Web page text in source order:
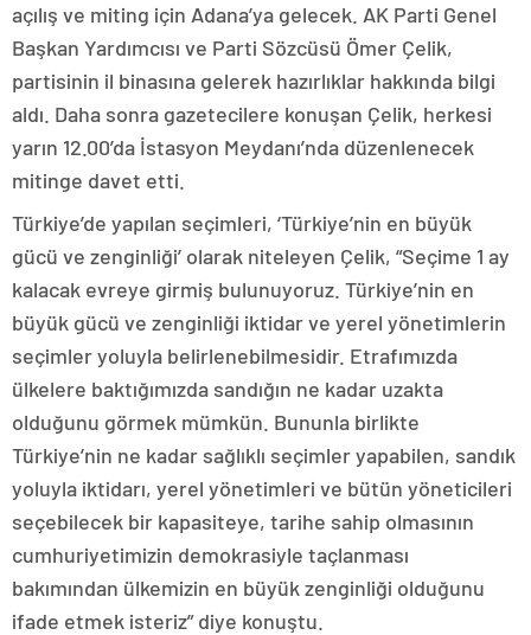
açılış ve miting için Adana’ya gelecek. AK Parti Genel
Başkan Yardımcısı ve Parti Sözcüsü Ömer Çelik,
partisinin il binasına gelerek hazırlıklar hakkında bilgi
aldı. Daha sonra gazetecilere konuşan Çelik, herkesi
yarın 12.00’da İstasyon Meydanı’nda düzenlenecek
mitinge davet etti.
Türkiye’de yapılan seçimleri, ‘Türkiye’nin en büyük
gücü ve zenginliği’ olarak niteleyen Çelik, “Seçime 1 ay
kalacak evreye girmiş bulunuyoruz. Türkiye’nin en
büyük gücü ve zenginliği iktidar ve yerel yönetimlerin
seçimler yoluyla belirlenebilmesidir. Etrafımızda
ülkelere baktığımızda sandığın ne kadar uzakta
olduğunu görmek mümkün. Bununla birlikte
Türkiye’nin ne kadar sağlıklı seçimler yapabilen, sandık
yoluyla iktidarı, yerel yönetimleri ve bütün yöneticileri
seçebilecek bir kapasiteye, tarihe sahip olmasının
cumhuriyetimizin demokrasiyle taçlanması
bakımından ülkemizin en büyük zenginliği olduğunu
ifade etmek isteriz” diye konuştu.